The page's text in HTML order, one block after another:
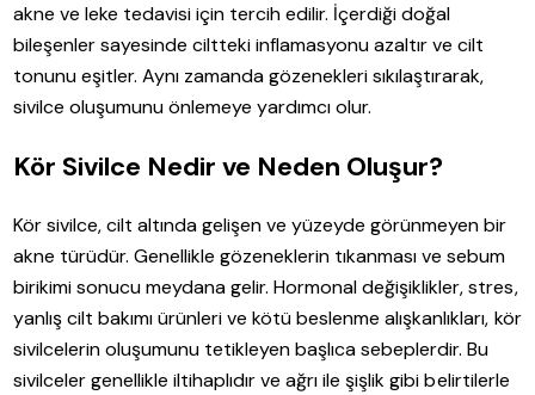
akne ve leke tedavisi için tercih edilir. İçerdiği doğal
bileşenler sayesinde ciltteki inflamasyonu azaltır ve cilt
tonunu eşitler. Aynı zamanda gözenekleri sıkılaştırarak,
sivilce oluşumunu önlemeye yardımcı olur.
Kör Sivilce Nedir ve Neden Oluşur?
Kör sivilce, cilt altında gelişen ve yüzeyde görünmeyen bir
akne türüdür. Genellikle gözeneklerin tıkanması ve sebum
birikimi sonucu meydana gelir. Hormonal değişiklikler, stres,
yanlış cilt bakımı ürünleri ve kötü beslenme alışkanlıkları, kör
sivilcelerin oluşumunu tetikleyen başlıca sebeplerdir. Bu
sivilceler genellikle iltihaplıdır ve ağrı ile şişlik gibi belirtilerle